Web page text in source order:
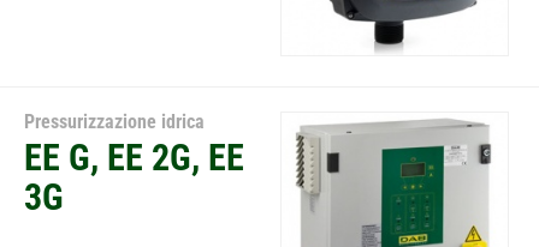
Pressurizzazione idrica
EE G, EE 2G, EE
3G